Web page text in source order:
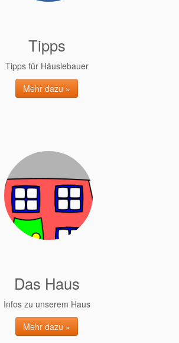
Tipps
Tipps für Häuslebauer
Mehr dazu »
Das Haus
Infos zu unserem Haus
Mehr dazu »